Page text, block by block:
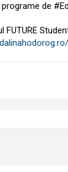
de
FUTURE